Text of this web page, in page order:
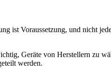
ist Voraussetzung, und nicht
Geräte von Herstellern zu
werden.